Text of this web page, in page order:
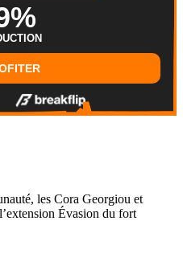
les Cora Georgiou et
Évasion du fort